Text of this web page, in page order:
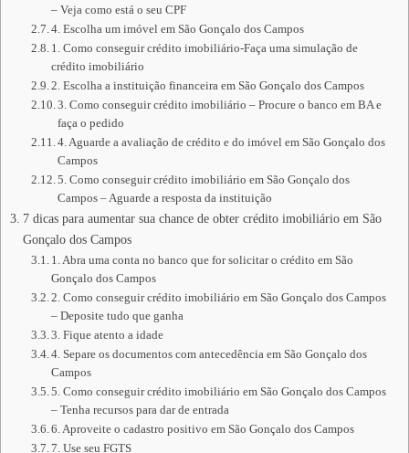
– Veja como está o seu CPF
4. Escolha um imóvel em São Gonçalo dos Campos
1. Como conseguir crédito imobiliário-Faça uma simulação de
crédito imobiliário
2. Escolha a instituição financeira em São Gonçalo dos Campos
3. Como conseguir crédito imobiliário – Procure o banco em BA e
faça o pedido
4. Aguarde a avaliação de crédito e do imóvel em São Gonçalo dos
Campos
5. Como conseguir crédito imobiliário em São Gonçalo dos
Campos – Aguarde a resposta da instituição
7 dicas para aumentar sua chance de obter crédito imobiliário em São
Gonçalo dos Campos
1. Abra uma conta no banco que for solicitar o crédito em São
Gonçalo dos Campos
2. Como conseguir crédito imobiliário em São Gonçalo dos Campos
– Deposite tudo que ganha
3. Fique atento a idade
4. Separe os documentos com antecedência em São Gonçalo dos
Campos
5. Como conseguir crédito imobiliário em São Gonçalo dos Campos
– Tenha recursos para dar de entrada
6. Aproveite o cadastro positivo em São Gonçalo dos Campos
7. Use seu FGTS